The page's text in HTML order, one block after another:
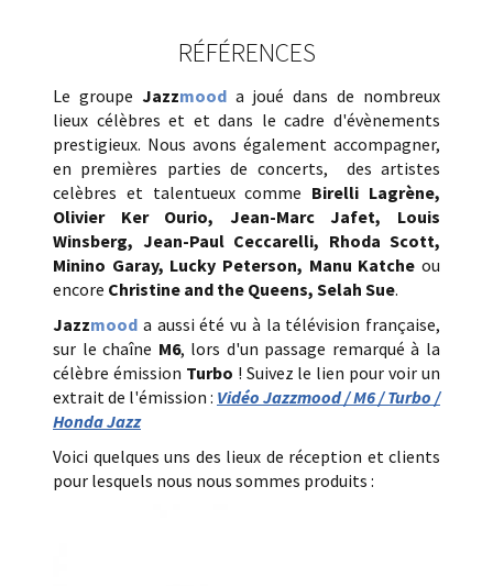
RÉFÉRENCES
Le groupe Jazzmooda joué dans de nombreux
lieux célèbres et et dans le cadre d'évènements
prestigieux. Nous avons également accompagner,
en premières parties de concerts, des artistes
celèbres et talentueux comme Birelli Lagrène,
Olivier Ker Ourio, Jean-Marc Jafet, Louis
Winsberg, Jean-Paul Ceccarelli, Rhoda Scott,
Minino Garay, Lucky Peterson, Manu Katche ou
encore Christine and the Queens, Selah Sue.
Jazzmood a aussi été vu à la télévision française,
sur le chaîne M6, lors d'un passage remarqué à la
célèbre émission Turbo ! Suivez le lien pour voir un
extrait de l'émission : Vidéo Jazzmood / M6 / Turbo /
Honda Jazz
Voici quelques uns des lieux de réception et clients
pour lesquels nous nous sommes produits :